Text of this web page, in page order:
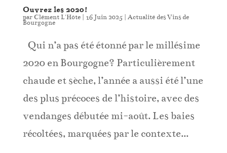
Ouvrez les 2020!
parClément L'Hôte| 16 Juin 2025| Actualité des Vins de
Bourgogne
Qui n’a pas été étonné par le millésime
2020 en Bourgogne? Particulièrement
chaude et sèche, l’année a aussi été l’une
des plus précoces de l’histoire, avec des
vendanges débutée mi-août. Les baies
récoltées, marquées par le contexte...